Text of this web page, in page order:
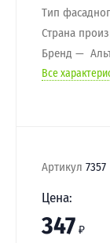
Тип
Страна
Бренд
Все
Артикул 7357
Цена:
347 ₽